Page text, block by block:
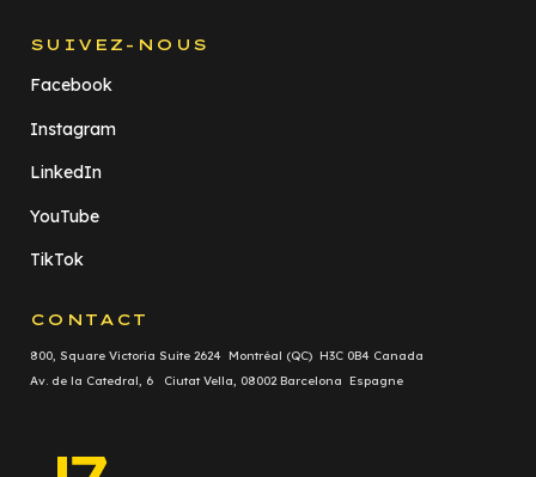
SUIVEZ-NOUS
Facebook
Instagram
LinkedIn
YouTube
TikTok
CONTACT
800, Square Victoria Suite 2624 Montréal (QC) H3C 0B4 Canada
Av. de la Catedral, 6 Ciutat Vella, 08002 Barcelona Espagne